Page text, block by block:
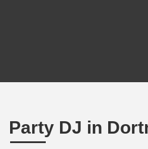
Party DJ in